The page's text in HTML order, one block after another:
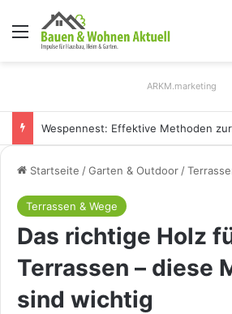
Menü
ARKM.marketing
Startseite /Garten & Outdoor /
Terrassen & Wege
Das richtige Holz
Terrassen – diese
sind wichtig